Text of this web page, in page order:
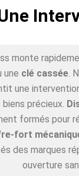
monte
une clé cassée.
une
biens précieux.
formés pour
fort
des marques
ouverture